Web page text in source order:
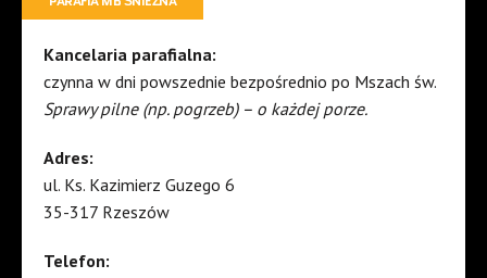
Kancelaria parafialna:
czynna w dni powszednie bezpośrednio po Mszach św.
Sprawy pilne (np. pogrzeb) – o każdej porze.
Adres:
ul. Ks. Kazimierz Guzego 6
35-317 Rzeszów
Telefon: